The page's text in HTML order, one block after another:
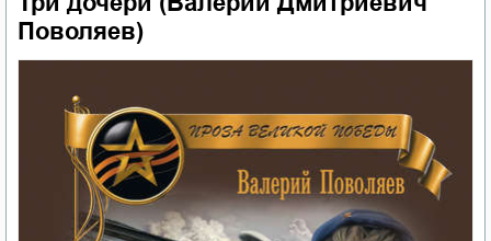
Поволяев)